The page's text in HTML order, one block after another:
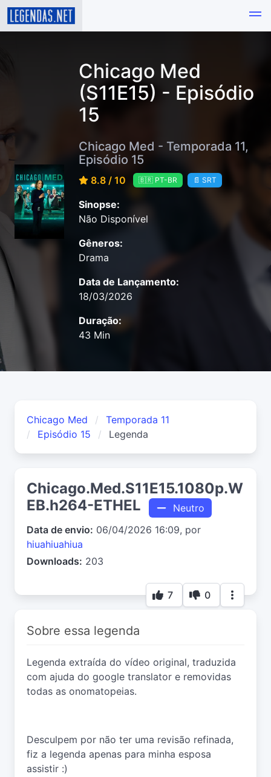
Chicago Med
(S11E15) - Episódio
15
Chicago Med - Temporada 11,
Episódio 15
8.8 / 10 🇧🇷 PT-BR 📄 SRT
Sinopse:
Não Disponível
Gêneros:
Drama
Data de Lançamento:
18/03/2026
Duração:
43 Min
Chicago Med
Temporada 11
Episódio 15
Legenda
Chicago.Med.S11E15.1080p.W
EB.h264-ETHEL
Neutro
Data de envio: 06/04/2026 16:09, por
hiuahiuahiua
Downloads: 203
7 0
Sobre essa legenda
Legenda extraída do vídeo original, traduzida
com ajuda do google translator e removidas
todas as onomatopeias.
Desculpem por não ter uma revisão refinada,
fiz a legenda apenas para minha esposa
assistir :)